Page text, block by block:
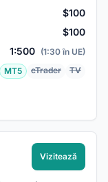
$100
$100
1:500 (1:30 în UE)
MT5 cTrader TV
Vizitează